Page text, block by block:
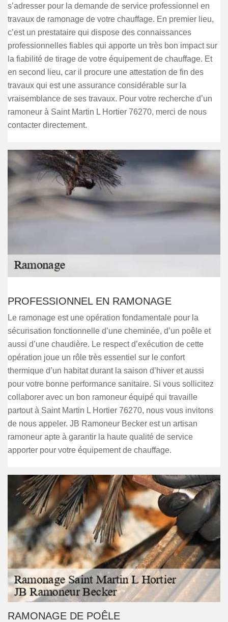
s’adresser pour la demande de service professionnel en
travaux de ramonage de votre chauffage. En premier lieu,
c’est un prestataire qui dispose des connaissances
professionnelles fiables qui apporte un très bon impact sur
la fiabilité de tirage de votre équipement de chauffage. Et
en second lieu, car il procure une attestation de fin des
travaux qui est une assurance considérable sur la
vraisemblance de ses travaux. Pour votre recherche d’un
ramoneur à Saint Martin L Hortier 76270, merci de nous
contacter directement.
PROFESSIONNEL EN RAMONAGE
Le ramonage est une opération fondamentale pour la
sécurisation fonctionnelle d’une cheminée, d’un poêle et
aussi d’une chaudière. Le respect d’exécution de cette
opération joue un rôle très essentiel sur le confort
thermique d’un habitat durant la saison d’hiver et aussi
pour votre bonne performance sanitaire. Si vous sollicitez
collaborer avec un bon ramoneur équipé qui travaille
partout à Saint Martin L Hortier 76270, nous vous invitons
de nous appeler. JB Ramoneur Becker est un artisan
ramoneur apte à garantir la haute qualité de service
apporter pour votre équipement de chauffage.
RAMONAGE DE POÊLE